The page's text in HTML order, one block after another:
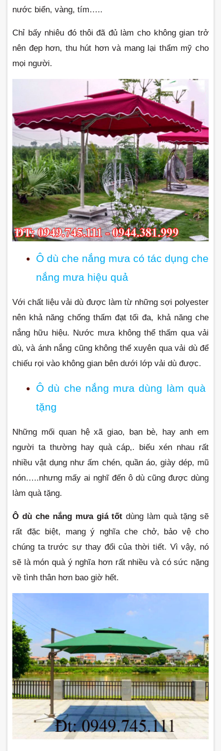
nước biển, vàng, tím…..
Chỉ bấy nhiêu đó thôi đã đủ làm cho không gian trở
nên đẹp hơn, thu hút hơn và mang lại thẩm mỹ cho
mọi người.
Ô dù che nắng mưa có tác dụng che
nắng mưa hiệu quả
Với chất liệu vải dù được làm từ những sợi polyester
nên khả năng chống thấm đạt tối đa, khả năng che
nắng hữu hiệu. Nước mưa không thể thấm qua vải
dù, và ánh nắng cũng không thể xuyên qua vải dù để
chiếu rọi vào không gian bên dưới lớp vải dù được.
Ô dù che nắng mưa dùng làm quà
tặng
Những mối quan hệ xã giao, bạn bè, hay anh em
người ta thường hay quà cáp,. biếu xén nhau rất
nhiều vật dụng như ấm chén, quần áo, giày dép, mũ
nón…..nhưng mấy ai nghĩ đến ô dù cũng được dùng
làm quà tặng.
Ô dù che nắng mưa giá tốt dùng làm quà tặng sẽ
rất đặc biệt, mang ý nghĩa che chở, bảo vệ cho
chúng ta trước sự thay đổi của thời tiết. Vì vậy, nó
sẽ là món quà ý nghĩa hơn rất nhiều và có sức nặng
về tình thân hơn bao giờ hết.